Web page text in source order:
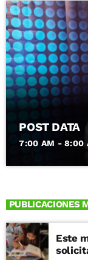
POST DATA
7:00 AM - 8:00
PUBLICACIONES
Este